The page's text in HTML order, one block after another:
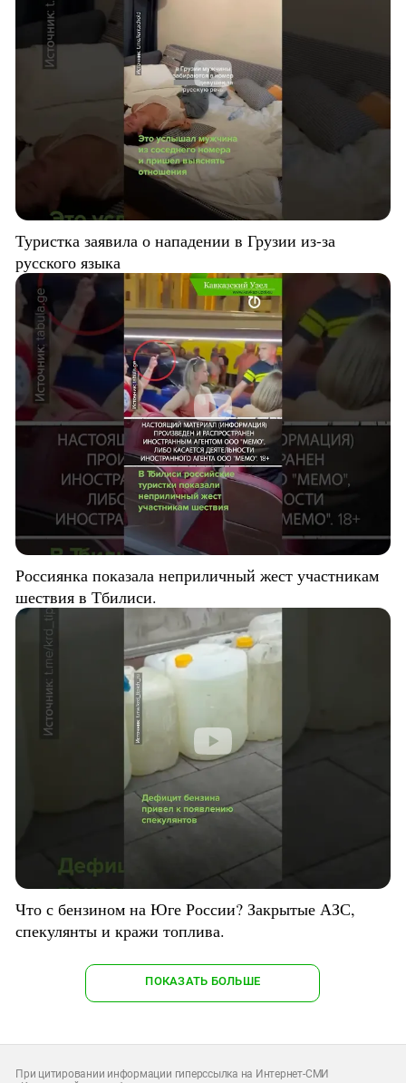
Туристка заявила о нападении в Грузии из-за
русского языка
Россиянка показала неприличный жест участникам
шествия в Тбилиси.
Что с бензином на Юге России? Закрытые АЗС,
спекулянты и кражи топлива.
ПОКАЗАТЬ БОЛЬШЕ
При цитировании информации гиперссылка на Интернет-СМИ